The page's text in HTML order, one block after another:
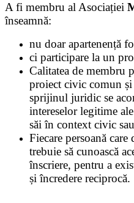
A fi membru al Asociației
înseamnă:
nu doar apartenență
ci participare la un
Calitatea de membru
proiect civic comun
sprijinul juridic se
intereselor legitime
săi în context civic
Fiecare persoană
trebuie să cunoască
înscriere, pentru a
și încredere reciprocă.